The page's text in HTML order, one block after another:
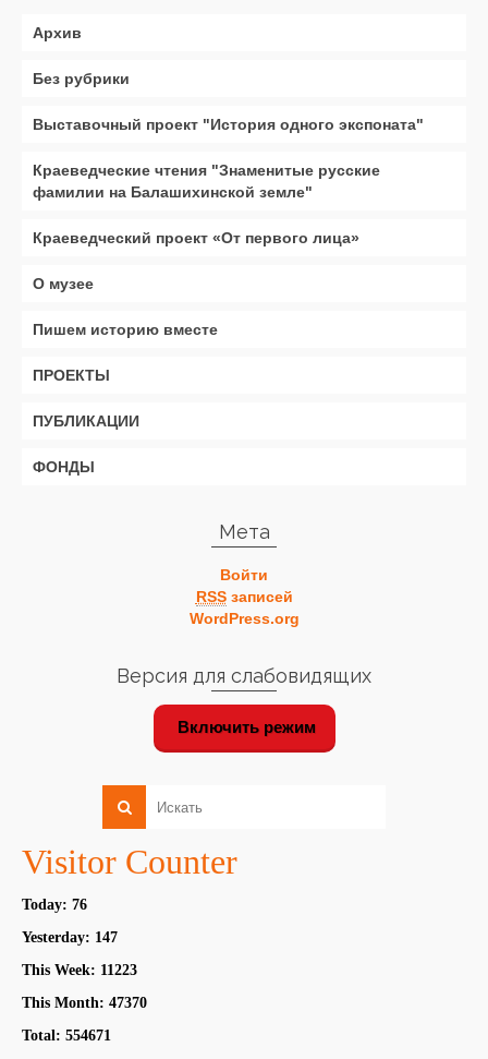
Архив
Без рубрики
Выставочный проект "История одного экспоната"
Краеведческие чтения "Знаменитые русские
фамилии на Балашихинской земле"
Краеведческий проект «От первого лица»
О музее
Пишем историю вместе
ПРОЕКТЫ
ПУБЛИКАЦИИ
ФОНДЫ
Мета
Войти
RSSзаписей
WordPress.org
Версия для слабовидящих
Включить режим
Visitor Counter
Today: 76
Yesterday: 147
This Week: 11223
This Month: 47370
Total: 554671